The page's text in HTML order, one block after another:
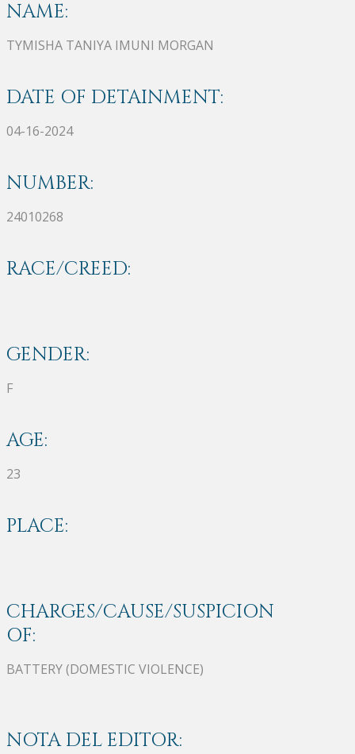
NAME:
TYMISHA TANIYA IMUNI MORGAN
DATE OF DETAINMENT:
04-16-2024
NUMBER:
24010268
RACE/CREED:
GENDER:
F
AGE:
23
PLACE:
CHARGES/CAUSE/SUSPICION
OF:
BATTERY (DOMESTIC VIOLENCE)
NOTA DEL EDITOR: